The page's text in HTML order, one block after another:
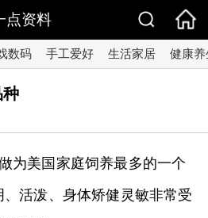
点资料
数码 手工爱好 生活家居 健康养
种
为美国家庭饲养最多的一个
活泼、身体矫健灵敏非常受